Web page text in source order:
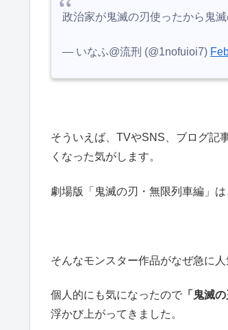
政治家が鬼滅の刃使ったから鬼
— いなふ@流刑 (@1nofuioi7)
そういえば、TVやSNS、ブログ記
くなった気がします。
劇場版「鬼滅の刃・無限列車編」
そんなモンスター作品がなぜ急に
個人的にも気になったので 「鬼滅
浮かび上がってきました。